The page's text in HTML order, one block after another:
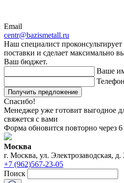
Email
centr@bazismetall.ru
Наш специалист
поставки и сделает максимально
Ваш бюджет.
Ваше
Телефон
Получить предложение
Спасибо!
Менеджер уже готовит выгодное
свяжется с вами
Форма обновится повторно через 6
Москва
г. Москва, ул. Электрозаводская,
+7 (962)567-23-05
Поиск